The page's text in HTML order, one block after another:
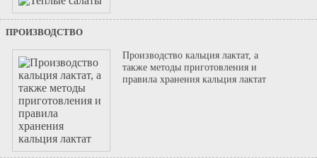
ПРОИЗВОДСТВО
Производство кальция лактат, а
также методы приготовления и
правила хранения кальция лактат